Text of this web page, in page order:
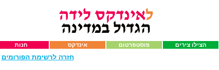
חנות אינדקס פוסטפרטום הצילו צירים
חזרה לרשימת הפורומים